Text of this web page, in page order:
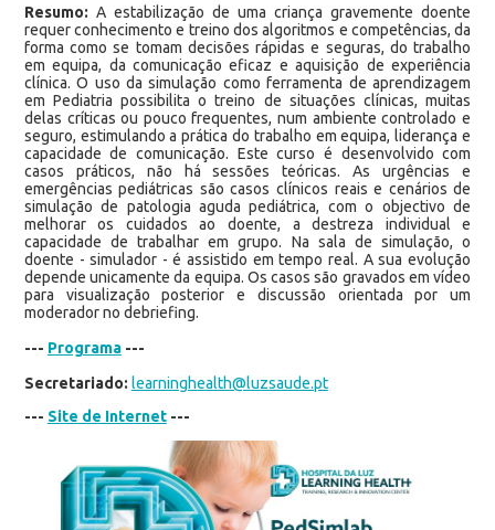
Resumo: A estabilização de uma criança gravemente doente
requer conhecimento e treino dos algoritmos e competências, da
forma como se tomam decisões rápidas e seguras, do trabalho
em equipa, da comunicação eficaz e aquisição de experiência
clínica. O uso da simulação como ferramenta de aprendizagem
em Pediatria possibilita o treino de situações clínicas, muitas
delas críticas ou pouco frequentes, num ambiente controlado e
seguro, estimulando a prática do trabalho em equipa, liderança e
capacidade de comunicação. Este curso é desenvolvido com
casos práticos, não há sessões teóricas. As urgências e
emergências pediátricas são casos clínicos reais e cenários de
simulação de patologia aguda pediátrica, com o objectivo de
melhorar os cuidados ao doente, a destreza individual e
capacidade de trabalhar em grupo. Na sala de simulação, o
doente - simulador - é assistido em tempo real. A sua evolução
depende unicamente da equipa. Os casos são gravados em vídeo
para visualização posterior e discussão orientada por um
moderador no debriefing.
--- Programa---
Secretariado: learninghealth@luzsaude.pt
--- Site de Internet---